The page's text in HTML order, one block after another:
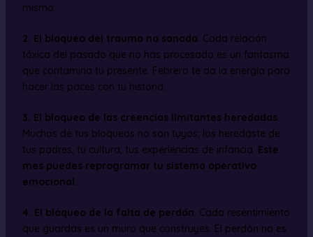
mismo.
2. El bloqueo del trauma no sanado. Cada relación
tóxica del pasado que no has procesado es un fantasma
que contamina tu presente. Febrero te da la energía para
hacer las paces con tu historia.
3. El bloqueo de las creencias limitantes heredadas.
Muchos de tus bloqueos no son tuyos; los heredaste de
tus padres, tu cultura, tus experiencias de infancia. Este
mes puedes reprogramar tu sistema operativo
emocional
4. El bloqueo de la falta de perdón . Cada resentimiento
que guardas es un muro que construyes. El perdón no es